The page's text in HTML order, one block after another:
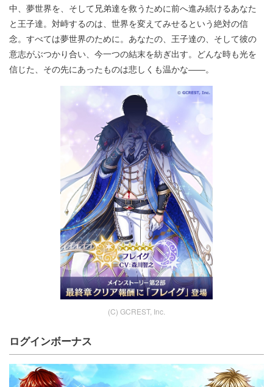
中、夢世界を、そして兄弟達を救うために前へ進み続けるあなた
と王子達。対峙するのは、世界を変えてみせるという絶対の信
念。すべては夢世界のために。あなたの、王子達の、そして彼の
意志がぶつかり合い、今一つの結末を紡ぎ出す。どんな時も光を
信じた、その先にあったものは悲しくも温かな――。
(C) GCREST, Inc.
ログインボーナス